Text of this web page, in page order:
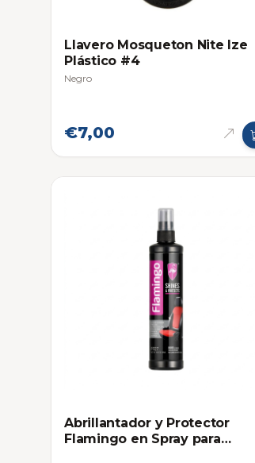
Llavero Mosqueton Nite Ize
Plástico #4
Negro
€7,00
Abrillantador y Protector
Flamingo en Spray para